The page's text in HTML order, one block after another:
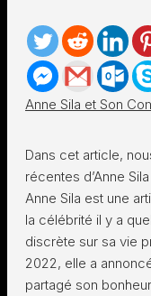
Anne Sila et Son
Dans cet article,
récentes d’Anne
Anne Sila est une
la célébrité il y a
discrète sur sa vie
2022, elle a
partagé son